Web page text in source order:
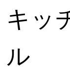
キッ
ル